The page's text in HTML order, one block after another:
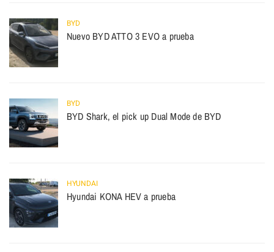
BYD
Nuevo BYD ATTO 3 EVO a prueba
BYD
BYD Shark, el pick up Dual Mode de BYD
HYUNDAI
Hyundai KONA HEV a prueba